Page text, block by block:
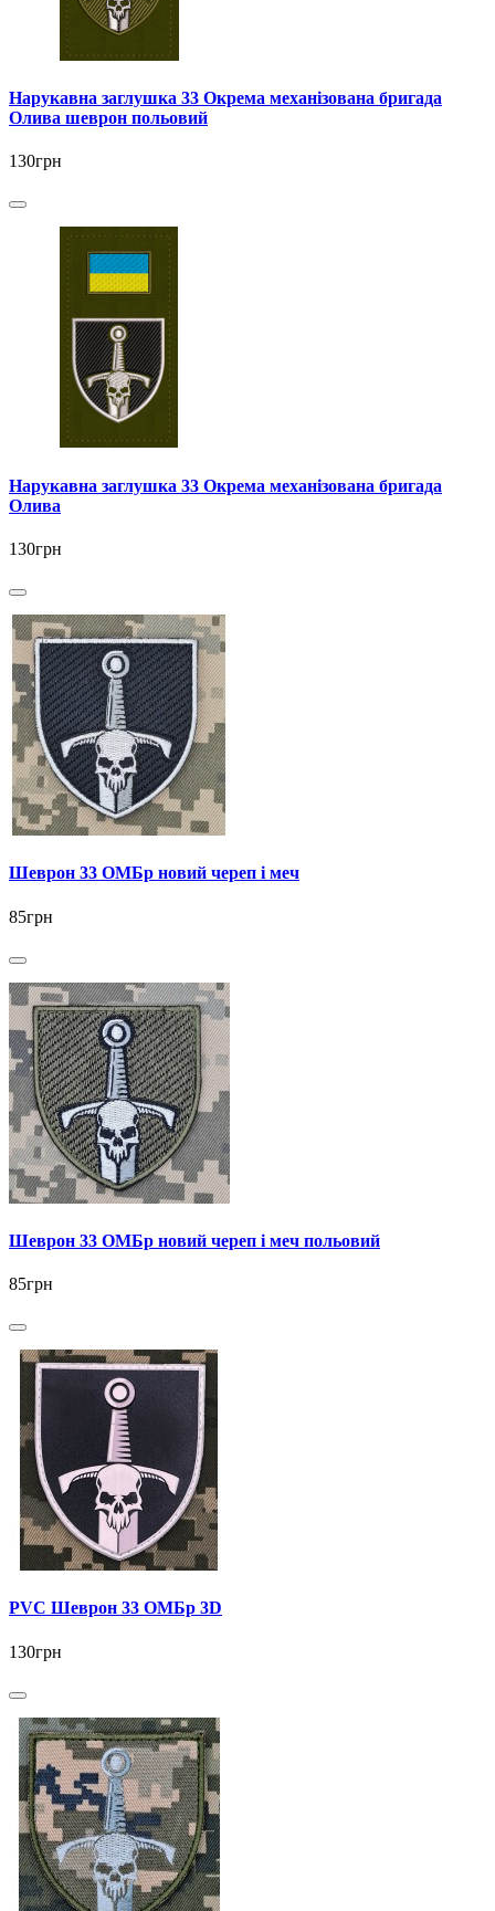
Нарукавна заглушка 33 Окрема механізована бригада
Олива шеврон польовий
130грн
Нарукавна заглушка 33 Окрема механізована бригада
Олива
130грн
Шеврон 33 ОМБр новий череп і меч
85грн
Шеврон 33 ОМБр новий череп і меч польовий
85грн
PVC Шеврон 33 ОМБр 3D
130грн